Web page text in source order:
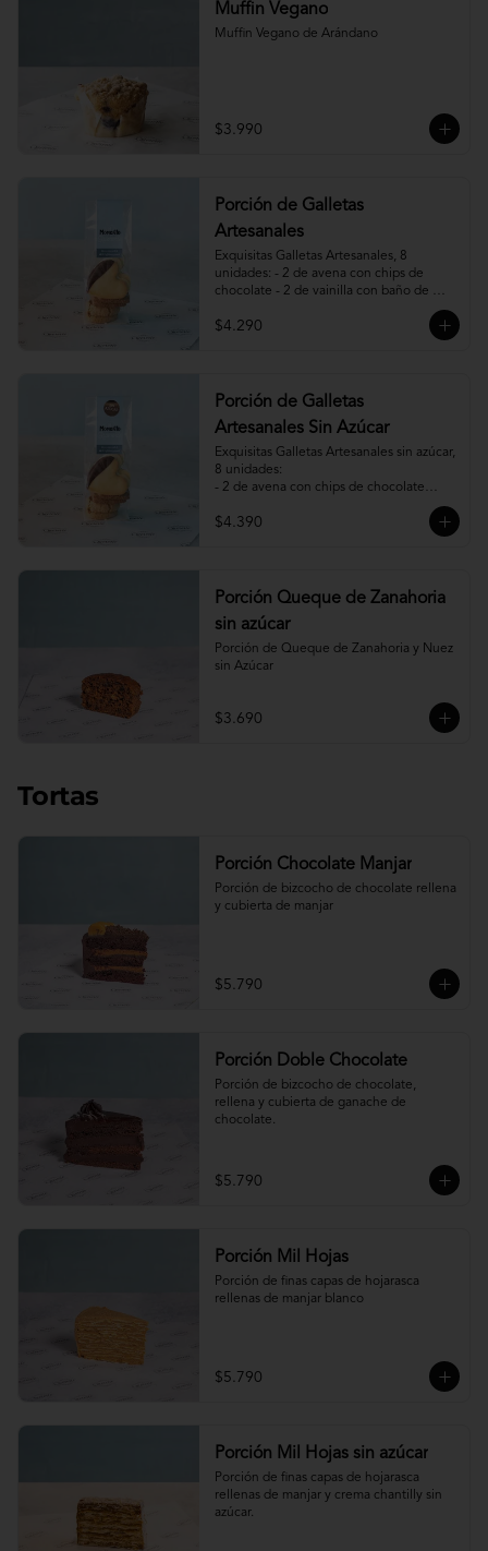
Muffin Vegano
Muffin Vegano de Arándano
$3.990
Porción de Galletas
Artesanales
Exquisitas Galletas Artesanales, 8
unidades: - 2 de avena con chips de
chocolate - 2 de vainilla con baño de
chocolate - 2 de vainilla con mermelada
de frambuesa - 2 de canela, miel y
$4.290
Porción de Galletas
Artesanales Sin Azúcar
Exquisitas Galletas Artesanales sin azúcar,
8 unidades:
- 2 de avena con chips de chocolate
- 2 de vainilla con mermelada de
$4.390
Porción Queque de Zanahoria
sin azúcar
Porción de Queque de Zanahoria y Nuez
sin Azúcar
$3.690
Tortas
Porción Chocolate Manjar
Porción de bizcocho de chocolate rellena
y cubierta de manjar
$5.790
Porción Doble Chocolate
Porción de bizcocho de chocolate,
rellena y cubierta de ganache de
chocolate.
$5.790
Porción Mil Hojas
Porción de finas capas de hojarasca
rellenas de manjar blanco
$5.790
Porción Mil Hojas sin azúcar
Porción de finas capas de hojarasca
rellenas de manjar y crema chantilly sin
azúcar.